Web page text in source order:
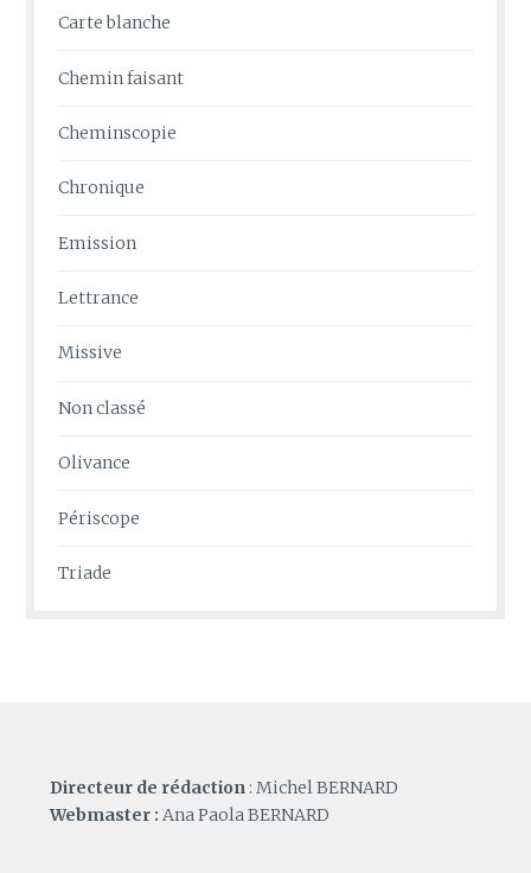
Carte blanche
Chemin faisant
Cheminscopie
Chronique
Emission
Lettrance
Missive
Non classé
Olivance
Périscope
Triade
Directeur de rédaction : Michel BERNARD
Webmaster : Ana Paola BERNARD